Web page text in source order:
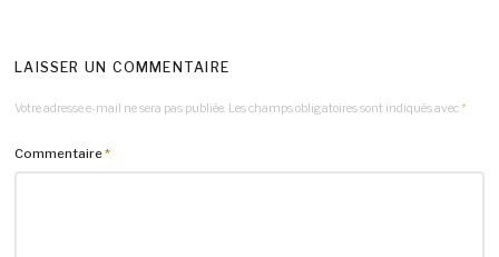
LAISSER UN COMMENTAIRE
Votre adresse e-mail ne sera pas publiée. Les champs obligatoires sont indiqués avec *
Commentaire*